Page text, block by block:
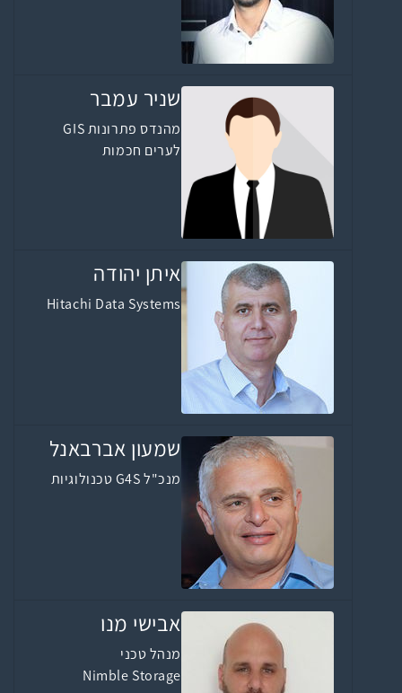
שניר עמבר
מהנדס פתרונות GIS
לערים חכמות
איתן יהודה
Hitachi Data Systems
שמעון אברבאנל
מנכ"ל G4S טכנולוגיות
אבישי מנו
מנהל טכני
Nimble Storage